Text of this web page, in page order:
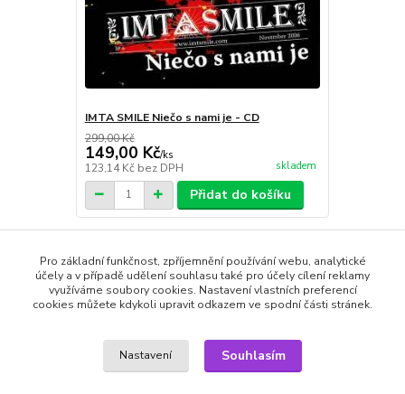
IMTA SMILE Niečo s nami je - CD
299,00 Kč
149,00 Kč/ks
123,14 Kč bez DPH skladem
Přidat do košíku
Zboží zařazeno v kategoriích
CD AUDIO
Český Rock & Pop
Pro základní funkčnost, zpříjemnění používání webu, analytické
účely a v případě udělení souhlasu také pro účely cílení reklamy
využíváme soubory cookies. Nastavení vlastních preferencí
cookies můžete kdykoli upravit odkazem ve spodní části stránek.
Nastavení Souhlasím